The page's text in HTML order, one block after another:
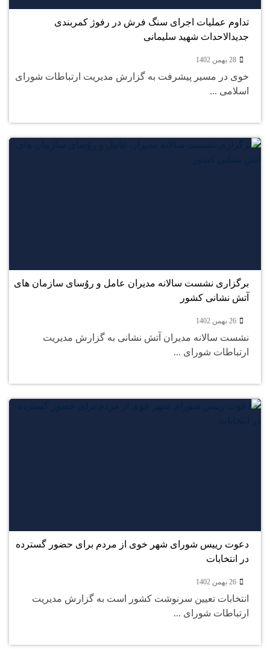
تداوم عملیات اجرای سنگ فرش در رفوژ کمربندی
جدیدالاحداث شهید سلیمانی
28 بهمن 1402
خوی در مسیر پیشرفت به گزارش مدیریت ارتباطات شورای
اسلامی ...
برگزاری نشست سالانه مدیران عامل و روُسای سازمان های
آتش نشانی کشور
26 بهمن 1402
نشست سالانه مدیران آتش نشانی به گزارش مدیریت
ارتباطات شورای ...
دعوت رییس شورای شهر خوی از مردم برای حضور گسترده
در انتخابات
26 بهمن 1402
انتخابات تعیین سرنوشت کشور است به گزارش مدیریت
ارتباطات شورای ...